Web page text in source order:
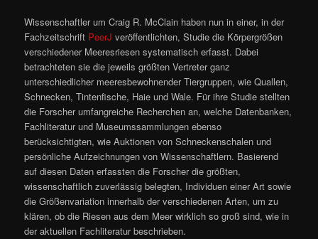
Wissenschaftler um Craig R. McClain haben nun in einer, in der
Fachzeitschrift PeerJ veröffentlichten, Studie die Körpergrößen
verschiedener Meeresriesen systematisch erfasst. Dabei
betrachteten sie die jeweils größten Vertreter ganz
unterschiedlicher meeresbewohnender Tiergruppen, wie Quallen,
Schnecken, Tintenfische, Haie und Wale. Für ihre Studie stellten
die Forscher umfangreiche Recherchen an, welche Datenbanken,
Fachliteratur und Museumssammlungen ebenso
berücksichtigten, wie Auktionen von Schneckenschalen und
persönliche Aufzeichnungen von Wissenschaftlern. Basierend
auf diesen Daten erfassten die Forscher die größten,
wissenschaftlich zuverlässig belegten, Individuen einer Art sowie
die Größenvariation innerhalb der verschiedenen Arten, um zu
klären, ob die Riesen aus dem Meer wirklich so groß sind, wie in
der aktuellen Fachliteratur beschrieben.